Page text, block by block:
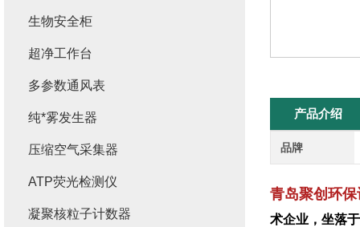
产品介绍
品牌
青岛聚创环
术企业，坐落
生物安全柜
超净工作台
多参数通风表
纯*雾发生器
压缩空气采集器
ATP荧光检测仪
凝聚核粒子计数器